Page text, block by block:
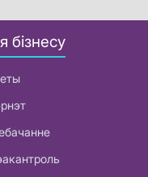
бізнесу